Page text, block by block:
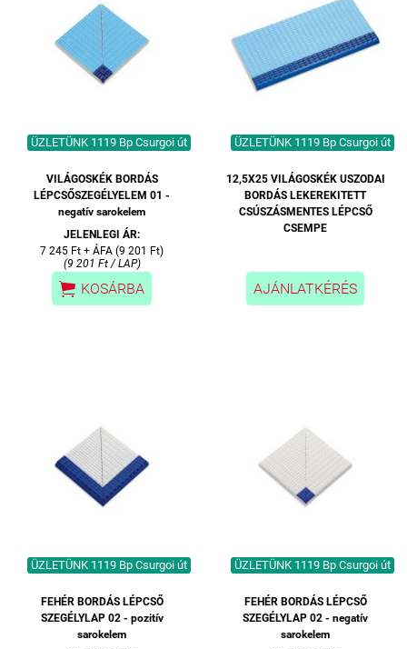
ÜZLETÜNK 1119 Bp Csurgoi út
VILÁGOSKÉK BORDÁS
LÉPCSŐSZEGÉLYELEM 01 -
negatív sarokelem
JELENLEGI ÁR:
7 245 Ft + ÁFA (9 201 Ft)
(9 201 Ft / LAP)
 KOSÁRBA
ÜZLETÜNK 1119 Bp Csurgoi út
12,5X25 VILÁGOSKÉK USZODAI
BORDÁS LEKEREKITETT
CSÚSZÁSMENTES LÉPCSŐ
CSEMPE
AJÁNLATKÉRÉS
ÜZLETÜNK 1119 Bp Csurgoi út
FEHÉR BORDÁS LÉPCSŐ
SZEGÉLYLAP 02 - pozitív
sarokelem
ÜZLETÜNK 1119 Bp Csurgoi út
FEHÉR BORDÁS LÉPCSŐ
SZEGÉLYLAP 02 - negatív
sarokelem